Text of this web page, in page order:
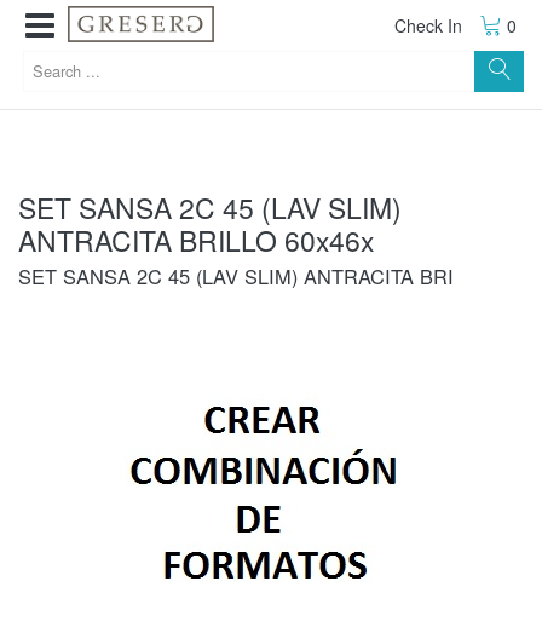
Check In 0
SET SANSA 2C 45 (LAV SLIM)
ANTRACITA BRILLO 60x46x
SET SANSA 2C 45 (LAV SLIM) ANTRACITA BRI